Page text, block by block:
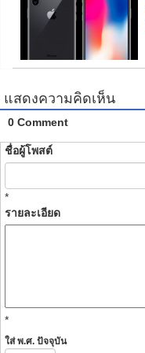
แสดงความคิดเห็น
0 Comment
ชื่อผู้โพสต์
*
รายละเอียด
*
ใส่ พ.ศ. ปัจจุบัน